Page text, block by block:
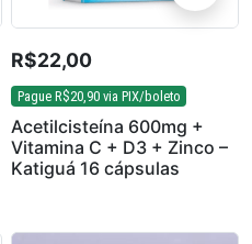
R$22,00
Pague R$20,90 via PIX/boleto
Acetilcisteína 600mg +
Vitamina C + D3 + Zinco –
Katiguá 16 cápsulas